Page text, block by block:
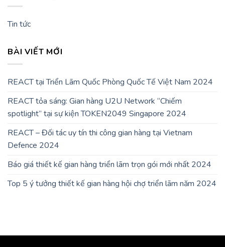
Tin tức
BÀI VIẾT MỚI
REACT tại Triển Lãm Quốc Phòng Quốc Tế Việt Nam 2024
REACT tỏa sáng: Gian hàng U2U Network “Chiếm
spotlight” tại sự kiện TOKEN2049 Singapore 2024
REACT – Đối tác uy tín thi công gian hàng tại Vietnam
Defence 2024
Báo giá thiết kế gian hàng triển lãm trọn gói mới nhất 2024
Top 5 ý tưởng thiết kế gian hàng hội chợ triển lãm năm 2024